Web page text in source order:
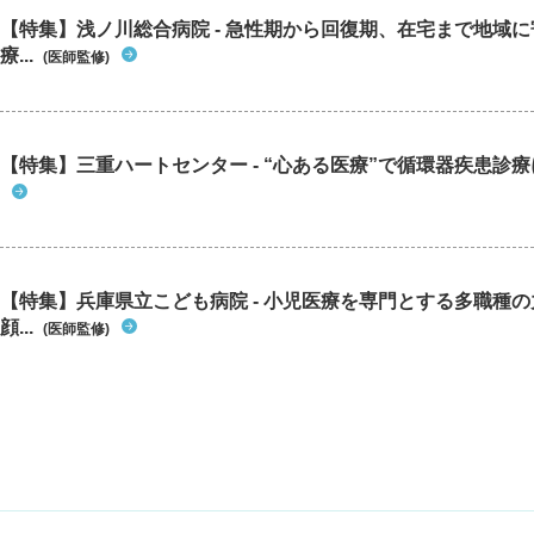
【特集】浅ノ川総合病院 - 急性期から回復期、在宅まで地域
療... (医師監修)
【特集】三重ハートセンター - “心ある医療”で循環器疾患診
【特集】兵庫県立こども病院 - 小児医療を専門とする多職種
顔... (医師監修)